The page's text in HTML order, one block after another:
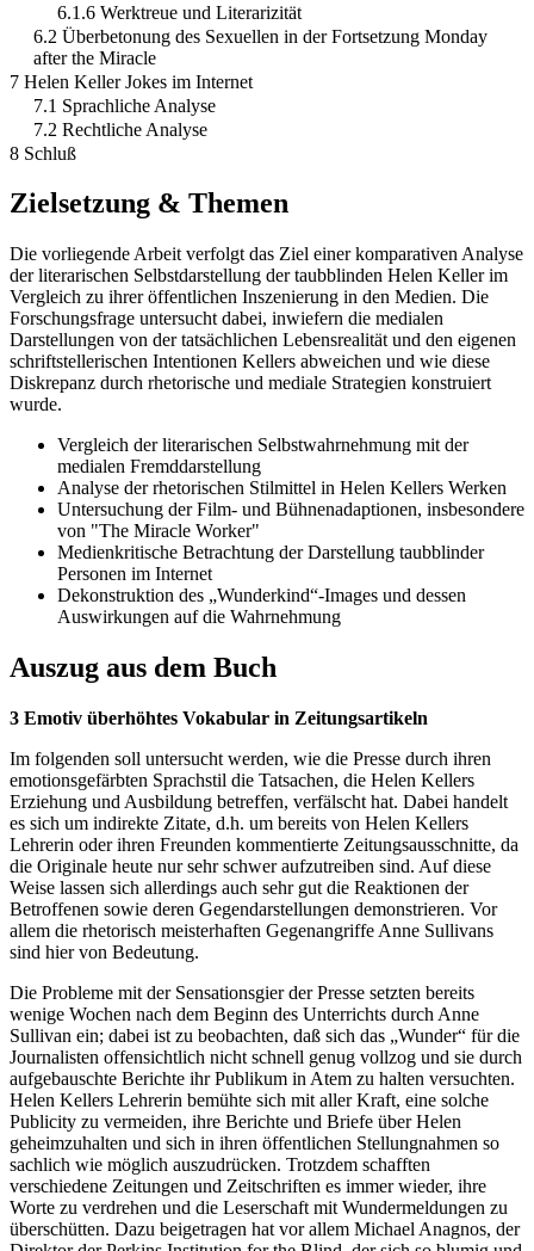
6.1.6 Werktreue und Literarizität
6.2 Überbetonung des Sexuellen in der Fortsetzung Monday
after the Miracle
7 Helen Keller Jokes im Internet
7.1 Sprachliche Analyse
7.2 Rechtliche Analyse
8 Schluß
Zielsetzung & Themen
Die vorliegende Arbeit verfolgt das Ziel einer komparativen Analyse
der literarischen Selbstdarstellung der taubblinden Helen Keller im
Vergleich zu ihrer öffentlichen Inszenierung in den Medien. Die
Forschungsfrage untersucht dabei, inwiefern die medialen
Darstellungen von der tatsächlichen Lebensrealität und den eigenen
schriftstellerischen Intentionen Kellers abweichen und wie diese
Diskrepanz durch rhetorische und mediale Strategien konstruiert
wurde.
Vergleich der literarischen Selbstwahrnehmung mit der
medialen Fremddarstellung
Analyse der rhetorischen Stilmittel in Helen Kellers Werken
Untersuchung der Film- und Bühnenadaptionen, insbesondere
von "The Miracle Worker"
Medienkritische Betrachtung der Darstellung taubblinder
Personen im Internet
Dekonstruktion des „Wunderkind“-Images und dessen
Auswirkungen auf die Wahrnehmung
Auszug aus dem Buch
3 Emotiv überhöhtes Vokabular in Zeitungsartikeln
Im folgenden soll untersucht werden, wie die Presse durch ihren
emotionsgefärbten Sprachstil die Tatsachen, die Helen Kellers
Erziehung und Ausbildung betreffen, verfälscht hat. Dabei handelt
es sich um indirekte Zitate, d.h. um bereits von Helen Kellers
Lehrerin oder ihren Freunden kommentierte Zeitungsausschnitte, da
die Originale heute nur sehr schwer aufzutreiben sind. Auf diese
Weise lassen sich allerdings auch sehr gut die Reaktionen der
Betroffenen sowie deren Gegendarstellungen demonstrieren. Vor
allem die rhetorisch meisterhaften Gegenangriffe Anne Sullivans
sind hier von Bedeutung.
Die Probleme mit der Sensationsgier der Presse setzten bereits
wenige Wochen nach dem Beginn des Unterrichts durch Anne
Sullivan ein; dabei ist zu beobachten, daß sich das „Wunder“ für die
Journalisten offensichtlich nicht schnell genug vollzog und sie durch
aufgebauschte Berichte ihr Publikum in Atem zu halten versuchten.
Helen Kellers Lehrerin bemühte sich mit aller Kraft, eine solche
Publicity zu vermeiden, ihre Berichte und Briefe über Helen
geheimzuhalten und sich in ihren öffentlichen Stellungnahmen so
sachlich wie möglich auszudrücken. Trotzdem schafften
verschiedene Zeitungen und Zeitschriften es immer wieder, ihre
Worte zu verdrehen und die Leserschaft mit Wundermeldungen zu
überschütten. Dazu beigetragen hat vor allem Michael Anagnos, der